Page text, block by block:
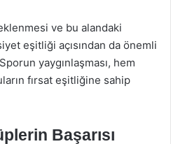
ve bu alandaki
eşitliği açısından da önemli
yaygınlaşması, hem
fırsat eşitliğine sahip
Başarısı